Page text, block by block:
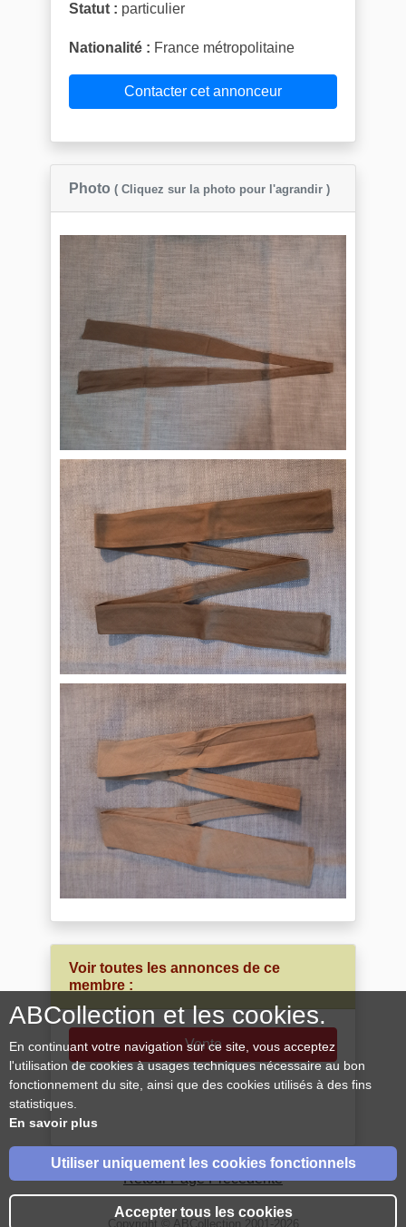
Statut : particulier
Nationalité : France métropolitaine
Contacter cet annonceur
Photo ( Cliquez sur la photo pour l'agrandir )
Voir toutes les annonces de ce
membre :
Vente
Retour Page Précédente
Copyright © ABCollection 2001-2026
ABCollection et les cookies.
En continuant votre navigation sur ce site, vous acceptez
l'utilisation de cookies à usages techniques nécessaire au bon
fonctionnement du site, ainsi que des cookies utilisés à des fins
statistiques.
En savoir plus
Utiliser uniquement les cookies fonctionnels
Accepter tous les cookies